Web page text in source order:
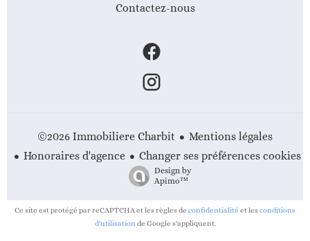
Contactez-nous
©2026 Immobiliere Charbit
Mentions légales
Honoraires d'agence
Changer ses préférences cookies
Design by
Apimo™
Ce site est protégé par reCAPTCHA et les règles de confidentialité et lesconditions
d'utilisationde Google s'appliquent.